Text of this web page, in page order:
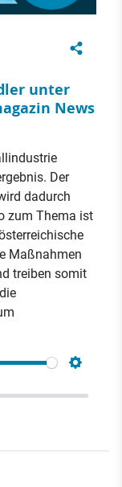
unter
News
Der
dadurch
zum Thema ist
Maßnahmen
treiben somit